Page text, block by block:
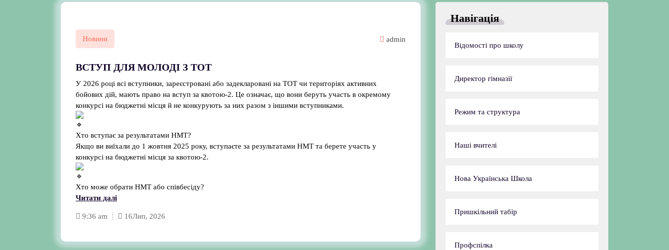
Новини admin
ВСТУП ДЛЯ МОЛОДІ З ТОТ
У 2026 році всі вступники, зареєстровані або задекларовані на ТОТ чи територіях активних
бойових дій, мають право на вступ за квотою-2. Це означає, що вони беруть участь в окремому
конкурсі на бюджетні місця й не конкурують за них разом з іншими вступниками.
Хто вступає за результатами НМТ?
Якщо ви виїхали до 1 жовтня 2025 року, вступаєте за результатами НМТ та берете участь у
конкурсі на бюджетні місця за квотою-2.
Хто може обрати НМТ або співбесіду?
Читати далі
9:36 am 16Лип, 2026
Навігація
Відомості про школу
Директор гімназії
Режим та структура
Наші вчителі
Нова Українська Школа
Пришкільний табір
Профспілка